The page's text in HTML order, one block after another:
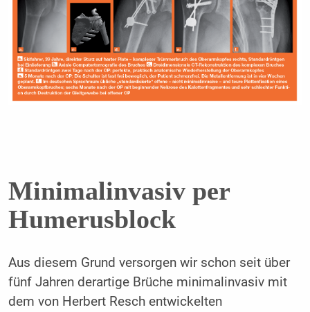
Minimalinvasiv per
Humerusblock
Aus diesem Grund versorgen wir schon seit über
fünf Jahren derartige Brüche minimalinvasiv mit
dem von Herbert Resch entwickelten